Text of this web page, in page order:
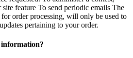
feature To send periodic emails The
order processing, will only be used to
pertaining to your order.